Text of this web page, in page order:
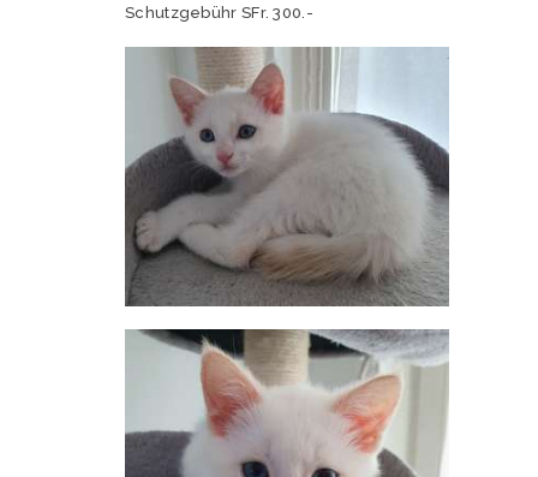
Schutzgebühr SFr. 300.-